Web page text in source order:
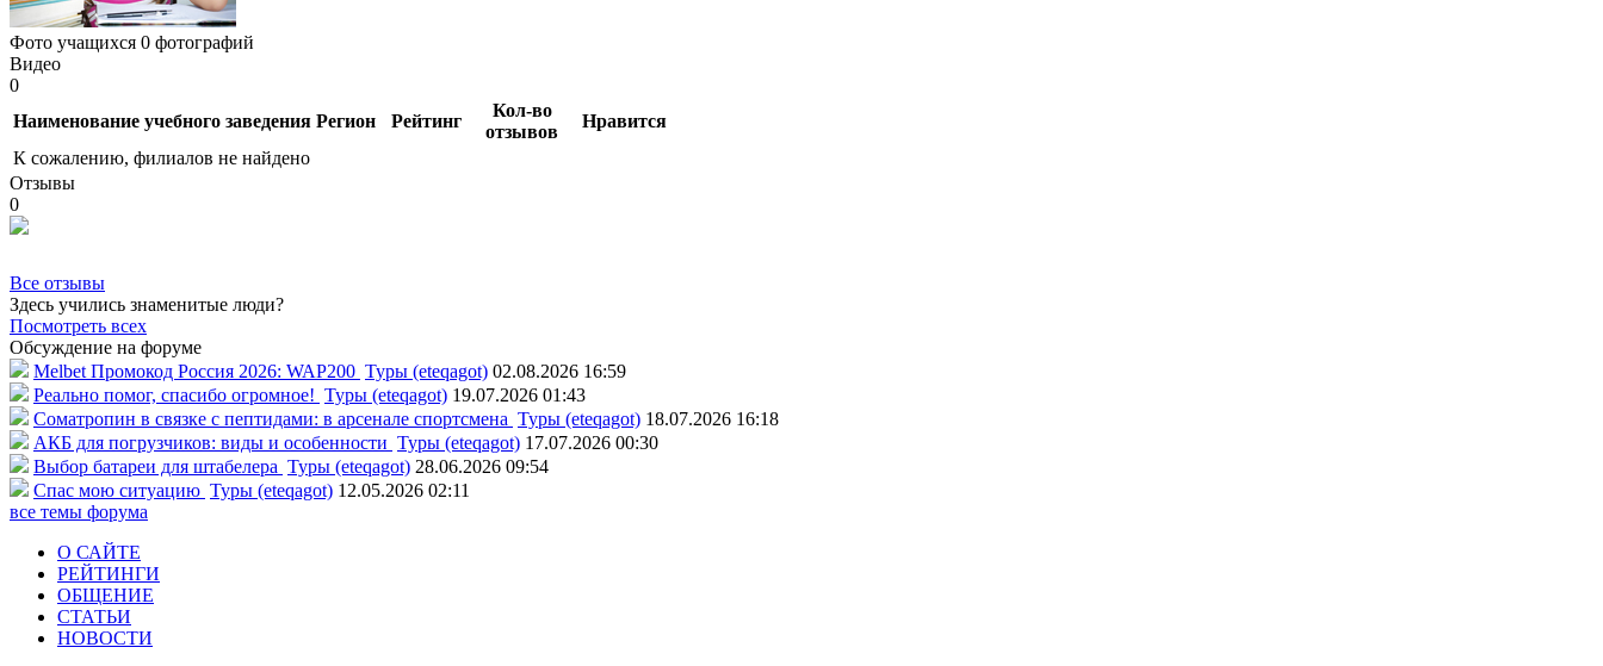
Фото учащихся 0 фотографий
Видео
0
Наименование учебного заведения Регион Рейтинг
Кол-во
отзывов
Нравится
К сожалению, филиалов не найдено
Отзывы
0
Все отзывы
Здесь учились знаменитые люди?
Посмотреть всех
Обсуждение на форуме
Melbet Промокод Россия 2026: WAP200 Туры (eteqagot) 02.08.2026 16:59
Реально помог, спасибо огромное! Туры (eteqagot) 19.07.2026 01:43
Соматропин в связке с пептидами: в арсенале спортсмена Туры (eteqagot) 18.07.2026 16:18
АКБ для погрузчиков: виды и особенности Туры (eteqagot) 17.07.2026 00:30
Выбор батареи для штабелера Туры (eteqagot) 28.06.2026 09:54
Спас мою ситуацию Туры (eteqagot) 12.05.2026 02:11
все темы форума
О САЙТЕ
РЕЙТИНГИ
ОБЩЕНИЕ
СТАТЬИ
НОВОСТИ